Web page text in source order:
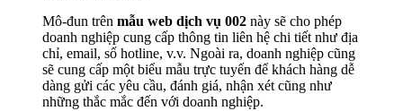
Mô-đun trên mẫu web dịch vụ 002này sẽ cho phép
doanh nghiệp cung cấp thông tin liên hệ chi tiết như địa
chỉ, email, số hotline, v.v. Ngoài ra, doanh nghiệp cũng
sẽ cung cấp một biểu mẫu trực tuyến để khách hàng dễ
dàng gửi các yêu cầu, đánh giá, nhận xét cũng như
những thắc mắc đến với doanh nghiệp.